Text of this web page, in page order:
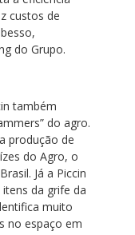
custos de
do Grupo.
também
do agro.
produção de
do Agro, o
Já a Piccin
da grife da
muito
no espaço em